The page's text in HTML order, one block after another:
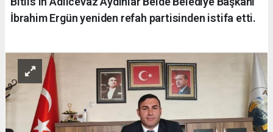
İbrahim Ergün yeniden refah partisinden istifa etti.